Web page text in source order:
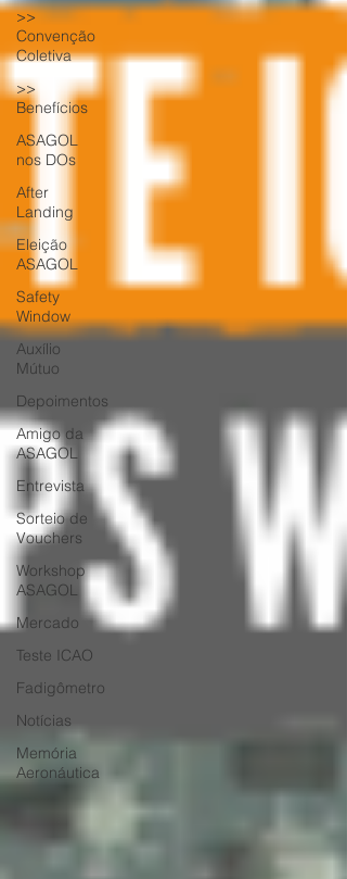
>>
Convenção
Coletiva
>>
Benefícios
ASAGOL
nos DOs
After
Landing
Eleição
ASAGOL
Safety
Window
Auxílio
Mútuo
Depoimentos
Amigo da
ASAGOL
Entrevista
Sorteio de
Vouchers
Workshop
ASAGOL
Mercado
Teste ICAO
Fadigômetro
Notícias
Memória
Aeronáutica